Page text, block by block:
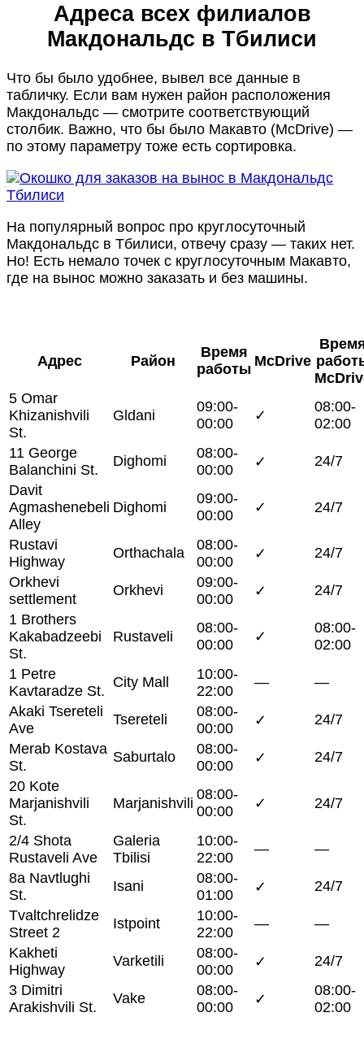
Адреса всех филиалов
Макдональдс в Тбилиси
Что бы было удобнее, вывел все данные в
табличку. Если вам нужен район расположения
Макдональдс — смотрите соответствующий
столбик. Важно, что бы было Макавто (McDrive) —
по этому параметру тоже есть сортировка.
На популярный вопрос про круглосуточный
Макдональдс в Тбилиси, отвечу сразу — таких нет.
Но! Есть немало точек с круглосуточным Макавто,
где на вынос можно заказать и без машины.
Адрес Район
Время
работы McDrive
5 Omar
Khizanishvili
St.
Gldani
09:00-
00:00
✓
08:00-
02:00
11 George
Balanchini St.
Dighomi
08:00-
00:00
✓
24/7
Davit
Agmashenebeli
Alley
Dighomi
09:00-
00:00
✓ 24/7
Rustavi
Highway
Orthachala
08:00-
00:00
✓
24/7
Orkhevi
settlement
Orkhevi
09:00-
00:00
✓
24/7
1 Brothers
Kakabadzeebi
St.
Rustaveli
08:00-
00:00
✓
08:00-
02:00
1 Petre
Kavtaradze St.
City Mall
10:00-
22:00
—
—
Akaki Tsereteli
Ave
Tsereteli
08:00-
00:00
✓
24/7
Merab Kostava
St.
Saburtalo
08:00-
00:00
✓
24/7
20 Kote
Marjanishvili
St.
Marjanishvili
08:00-
00:00
✓ 24/7
2/4 Shota
Rustaveli Ave
Galeria
Tbilisi
10:00-
22:00
—
—
8a Navtlughi
St.
Isani
08:00-
01:00
✓
24/7
Tvaltchrelidze
Street 2
Istpoint
10:00-
22:00
—
—
Kakheti
Highway
Varketili
08:00-
00:00
✓
24/7
3 Dimitri
Arakishvili St.
Vake
08:00-
00:00
✓
08:00-
02:00